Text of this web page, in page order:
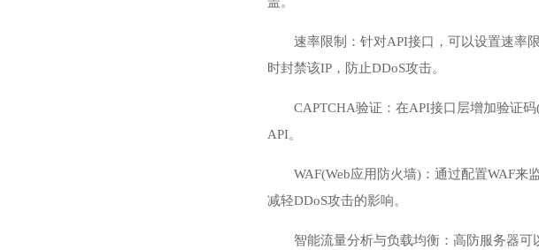
速率限制：针对API接口，可以设置速率
时封禁该IP，防止DDoS攻击。
CAPTCHA验证：在API接口层增加验证
API。
WAF(Web应用防火墙)：通过配置WAF来
减轻DDoS攻击的影响。
智能流量分析与负载均衡：高防服务器